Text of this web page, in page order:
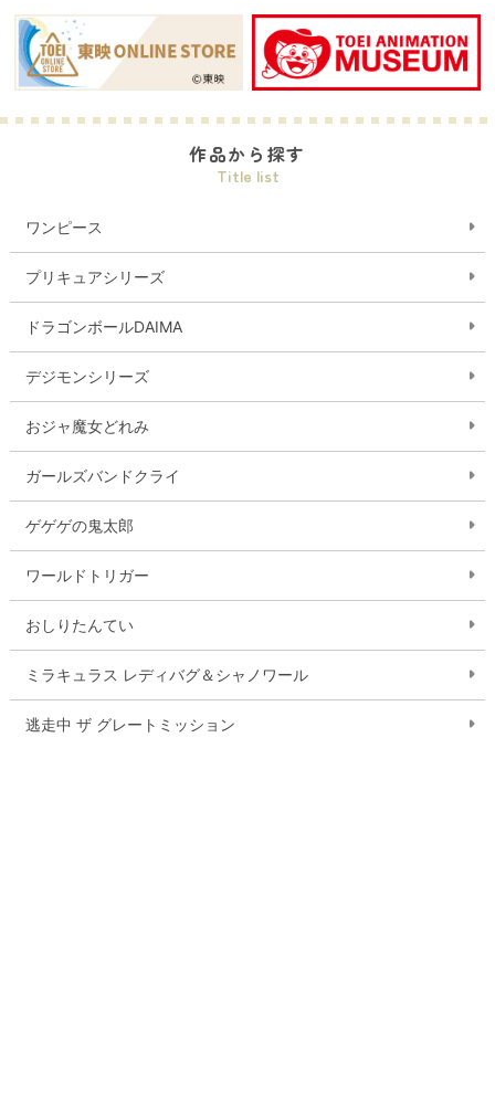
作品から探す
Title list
ワンピース
プリキュアシリーズ
ドラゴンボールDAIMA
デジモンシリーズ
おジャ魔女どれみ
ガールズバンドクライ
ゲゲゲの鬼太郎
ワールドトリガー
おしりたんてい
ミラキュラス レディバグ＆シャノワール
逃走中 ザ グレートミッション